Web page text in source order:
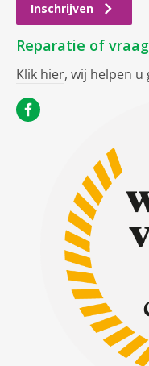
Inschrijven
Reparatie of
Klik hier, wij helpen u